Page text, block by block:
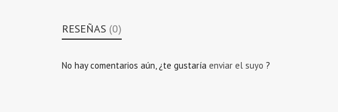
RESEÑAS (0)
No hay comentarios aún, ¿te gustaría enviar el suyo ?